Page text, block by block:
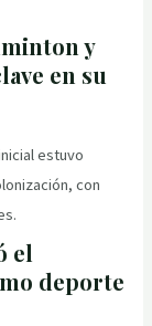
y
en su
estuvo
con
el
deporte